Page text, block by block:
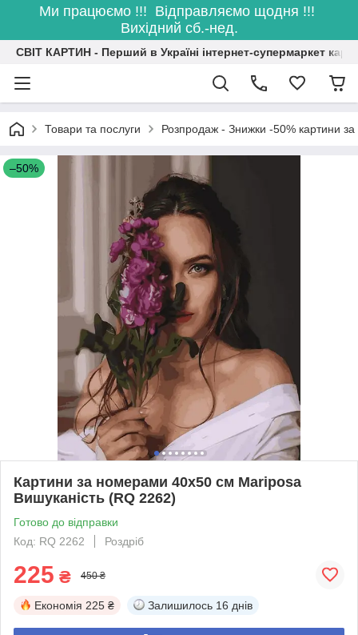
Ми працюємо !!! Відправляємо щодня !!!
Вихідний сб.-нед.
СВІТ КАРТИН - Перший в Україні інтернет-супермаркет
Товари та послуги Розпродаж - Знижки -50% картини
–50%
Картини за номерами 40х50 см Mariposa
Вишуканість (RQ 2262)
Готово до відправки
Код: RQ 2262
Роздріб
225 ₴ 450 ₴
Економія 225 ₴ Залишилось 16 днів